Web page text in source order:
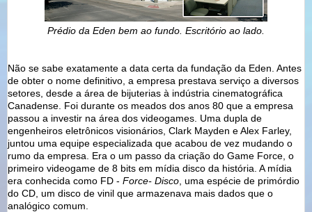
Prédio da Eden bem ao fundo. Escritório ao lado.
Não se sabe exatamente a data certa da fundação da Eden. Antes
de obter o nome definitivo, a empresa prestava serviço a diversos
setores, desde a área de bijuterias à indústria cinematográfica
Canadense. Foi durante os meados dos anos 80 que a empresa
passou a investir na área dos videogames. Uma dupla de
engenheiros eletrônicos visionários, Clark Mayden e Alex Farley,
juntou uma equipe especializada que acabou de vez mudando o
rumo da empresa. Era o um passo da criação do Game Force, o
primeiro videogame de 8 bits em mídia disco da história. A mídia
era conhecida como FD - Force- Disco , uma espécie de primórdio
do CD, um disco de vinil que armazenava mais dados que o
analógico comum.